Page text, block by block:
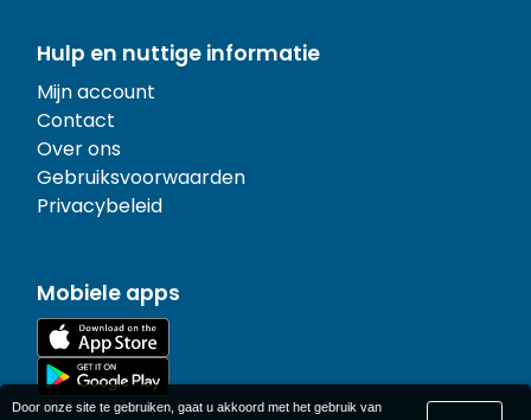
Hulp en nuttige informatie
Mijn account
Contact
Over ons
Gebruiksvoorwaarden
Privacybeleid
Mobiele apps
Door onze site te gebruiken, gaat u akkoord met het gebruik van